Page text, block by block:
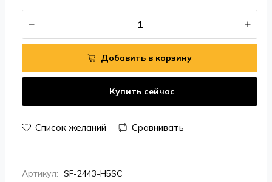
Добавить в корзину
Купить сейчас
Список желаний Сравнивать
Артикул: SF-2443-H5SC